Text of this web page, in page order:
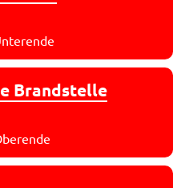
Brandstelle